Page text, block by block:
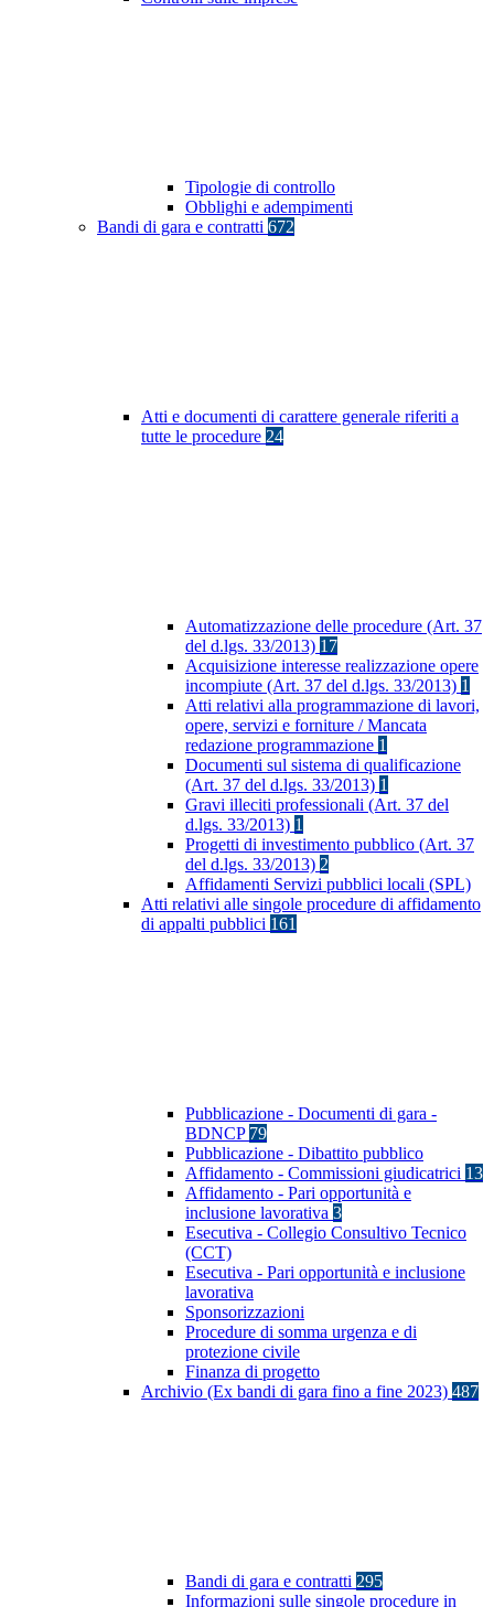
Tipologie di controllo
Obblighi e adempimenti
Bandi di gara e contratti 672
Atti e documenti di carattere generale riferiti a
tutte le procedure 24
Automatizzazione delle procedure (Art. 37
del d.lgs. 33/2013) 17
Acquisizione interesse realizzazione opere
incompiute (Art. 37 del d.lgs. 33/2013) 1
Atti relativi alla programmazione di lavori,
opere, servizi e forniture / Mancata
redazione programmazione 1
Documenti sul sistema di qualificazione
(Art. 37 del d.lgs. 33/2013) 1
Gravi illeciti professionali (Art. 37 del
d.lgs. 33/2013) 1
Progetti di investimento pubblico (Art. 37
del d.lgs. 33/2013) 2
Affidamenti Servizi pubblici locali (SPL)
Atti relativi alle singole procedure di affidamento
di appalti pubblici 161
Pubblicazione - Documenti di gara -
BDNCP 79
Pubblicazione - Dibattito pubblico
Affidamento - Commissioni giudicatrici 13
Affidamento - Pari opportunità e
inclusione lavorativa 3
Esecutiva - Collegio Consultivo Tecnico
(CCT)
Esecutiva - Pari opportunità e inclusione
lavorativa
Sponsorizzazioni
Procedure di somma urgenza e di
protezione civile
Finanza di progetto
Archivio (Ex bandi di gara fino a fine 2023) 487
Bandi di gara e contratti 295
Informazioni sulle singole procedure in